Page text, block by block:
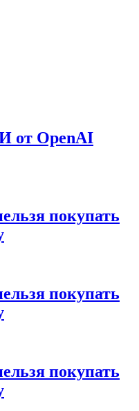
от OpenAI
покупать
покупать
покупать